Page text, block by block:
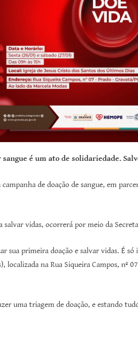
sangue é um ato de solidariedade.
de doação de sangue, em
vidas, ocorrerá por meio da
sua primeira doação e salvar vidas. É
localizada na Rua Siqueira Campos, nº
uma triagem de doação, e estando